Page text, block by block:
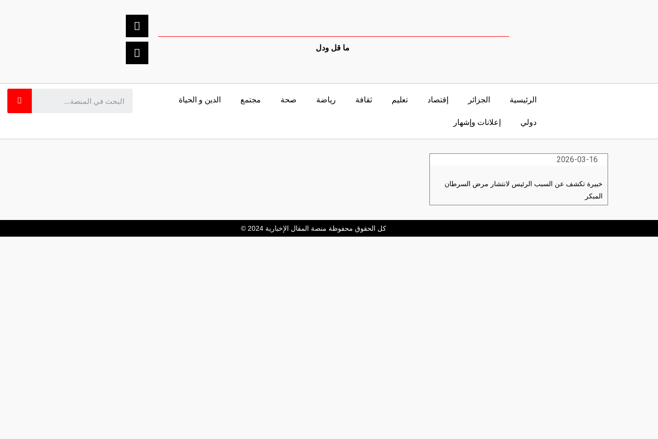
ما قل ودل
الرئيسية الجزائر إقتصاد تعليم ثقافة رياضة صحة مجتمع الدين و الحياة
دولي إعلانات وإشهار
2026-03-16
خبيرة تكشف عن السبب الرئيس لانتشار مرض السرطان
المبكر
كل الحقوق محفوظة منصة المقال الإخبارية 2024 ©